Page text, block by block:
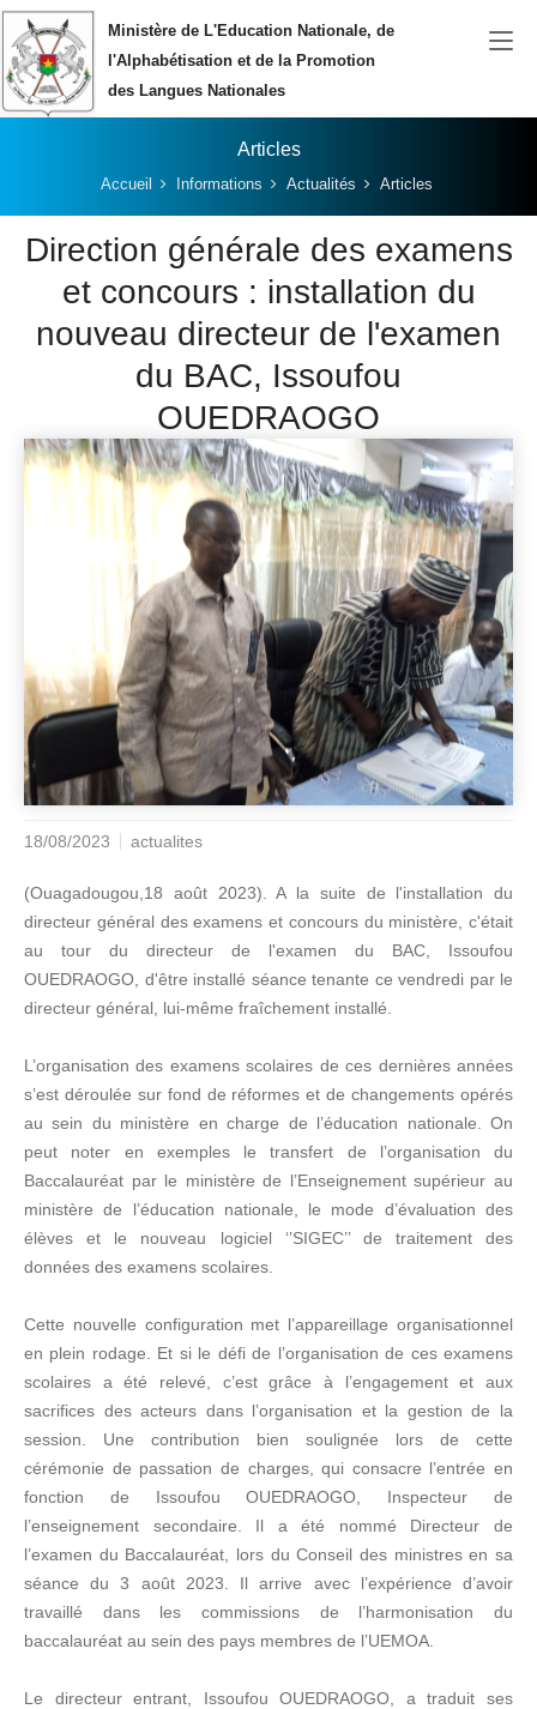
Aller au contenu principalMinistère de L'Education Nationale, de
l'Alphabétisation et de la Promotion
des Langues Nationales
Articles
Vous êtes ici:Accueil Informations Actualités Articles
Direction générale des examens
et concours : installation du
nouveau directeur de l'examen
du BAC, Issoufou
OUEDRAOGO
18/08/2023 actualites
(Ouagadougou,18 août 2023). A la suite de l'installation du
directeur général des examens et concours du ministère, c'était
au tour du directeur de l'examen du BAC, Issoufou
OUEDRAOGO, d'être installé séance tenante ce vendredi par le
directeur général, lui-même fraîchement installé.
L’organisation des examens scolaires de ces dernières années
s’est déroulée sur fond de réformes et de changements opérés
au sein du ministère en charge de l’éducation nationale. On
peut noter en exemples le transfert de l’organisation du
Baccalauréat par le ministère de l’Enseignement supérieur au
ministère de l’éducation nationale, le mode d’évaluation des
élèves et le nouveau logiciel ‘’SIGEC’’ de traitement des
données des examens scolaires.
Cette nouvelle configuration met l’appareillage organisationnel
en plein rodage. Et si le défi de l’organisation de ces examens
scolaires a été relevé, c’est grâce à l’engagement et aux
sacrifices des acteurs dans l’organisation et la gestion de la
session. Une contribution bien soulignée lors de cette
cérémonie de passation de charges, qui consacre l’entrée en
fonction de Issoufou OUEDRAOGO, Inspecteur de
l’enseignement secondaire. Il a été nommé Directeur de
l’examen du Baccalauréat, lors du Conseil des ministres en sa
séance du 3 août 2023. Il arrive avec l’expérience d’avoir
travaillé dans les commissions de l’harmonisation du
baccalauréat au sein des pays membres de l’UEMOA.
Le directeur entrant, Issoufou OUEDRAOGO, a traduit ses